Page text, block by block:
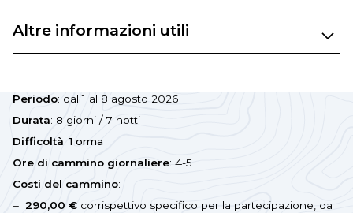
Altre informazioni utili
Periodo: dal 1 al 8 agosto 2026
Durata: 8 giorni / 7 notti
Difficoltà:1 orma
Ore di cammino giornaliere: 4-5
Costi del cammino:
290,00 € corrispettivo specifico per la partecipazione, da